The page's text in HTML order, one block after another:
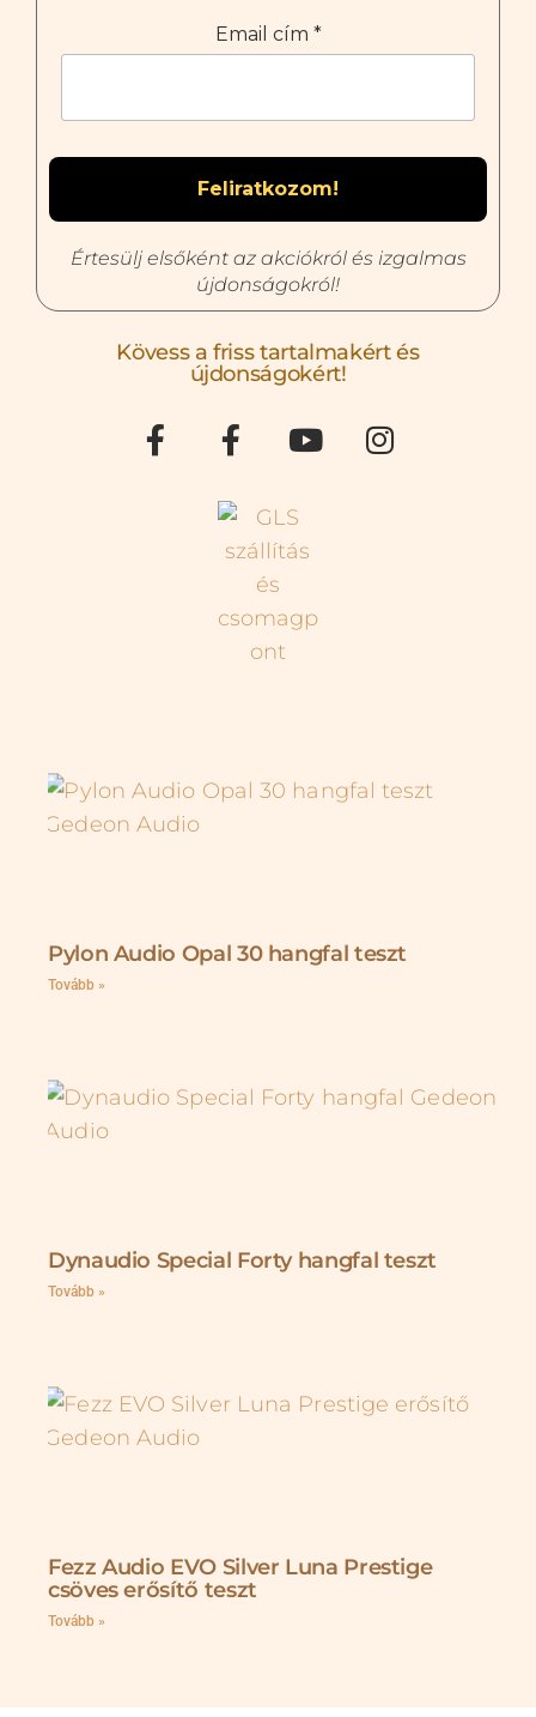
Email cím *
Értesülj elsőként az akciókról és izgalmas
újdonságokról!
Kövess a friss tartalmakért és
újdonságokért!
Pylon Audio Opal 30 hangfal teszt
Tovább »
Dynaudio Special Forty hangfal teszt
Tovább »
Fezz Audio EVO Silver Luna Prestige
csöves erősítő teszt
Tovább »